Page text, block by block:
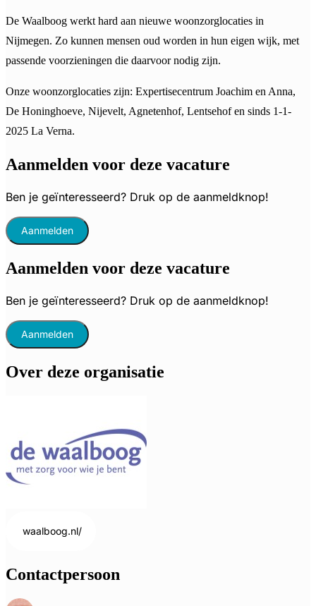
De Waalboog werkt hard aan nieuwe woonzorglocaties in
Nijmegen. Zo kunnen mensen oud worden in hun eigen wijk, met
passende voorzieningen die daarvoor nodig zijn.
Onze woonzorglocaties zijn: Expertisecentrum Joachim en Anna,
De Honinghoeve, Nijevelt, Agnetenhof, Lentsehof en sinds 1-1-
2025 La Verna.
Aanmelden voor deze vacature
Ben je geïnteresseerd? Druk op de aanmeldknop!
Aanmelden
Aanmelden voor deze vacature
Ben je geïnteresseerd? Druk op de aanmeldknop!
Aanmelden
Over deze organisatie
waalboog.nl/
Contactpersoon